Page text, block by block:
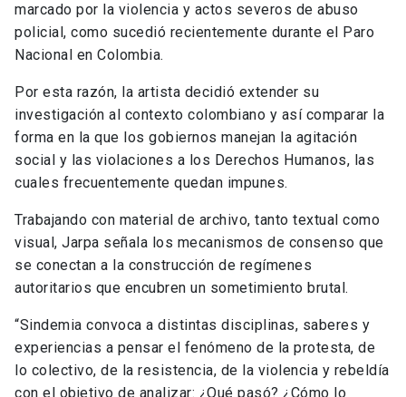
marcado por la violencia y actos severos de abuso
policial, como sucedió recientemente durante el Paro
Nacional en Colombia.
Por esta razón, la artista decidió extender su
investigación al contexto colombiano y así comparar la
forma en la que los gobiernos manejan la agitación
social y las violaciones a los Derechos Humanos, las
cuales frecuentemente quedan impunes.
Trabajando con material de archivo, tanto textual como
visual, Jarpa señala los mecanismos de consenso que
se conectan a la construcción de regímenes
autoritarios que encubren un sometimiento brutal.
“Sindemia convoca a distintas disciplinas, saberes y
experiencias a pensar el fenómeno de la protesta, de
lo colectivo, de la resistencia, de la violencia y rebeldía
con el objetivo de analizar: ¿Qué pasó? ¿Cómo lo